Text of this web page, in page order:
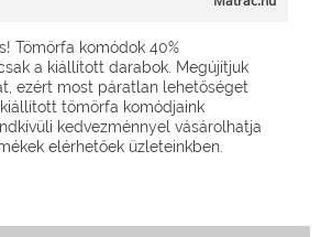
Tömörfa komódok 40%
a kiállított darabok. Megújítjuk
ezért most páratlan lehetőséget
tömörfa komódjaink
kedvezménnyel vásárolhatja
elérhetőek üzleteinkben.